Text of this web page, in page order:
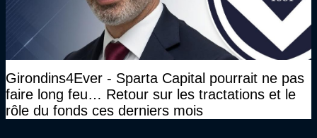
Girondins4Ever - Sparta Capital pourrait ne pas
faire long feu… Retour sur les tractations et le
rôle du fonds ces derniers mois